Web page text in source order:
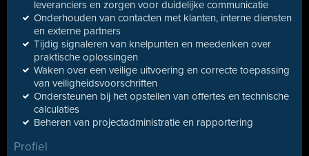
leveranciers en zorgen voor duidelijke communicatie
Onderhouden van contacten met klanten, interne diensten
en externe partners
Tijdig signaleren van knelpunten en meedenken over
praktische oplossingen
Waken over een veilige uitvoering en correcte toepassing
van veiligheidsvoorschriften
Ondersteunen bij het opstellen van offertes en technische
calculaties
Beheren van projectadministratie en rapportering
Profiel